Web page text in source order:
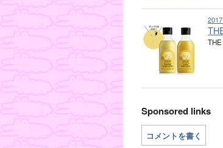
Sponsored links
コメントを書く